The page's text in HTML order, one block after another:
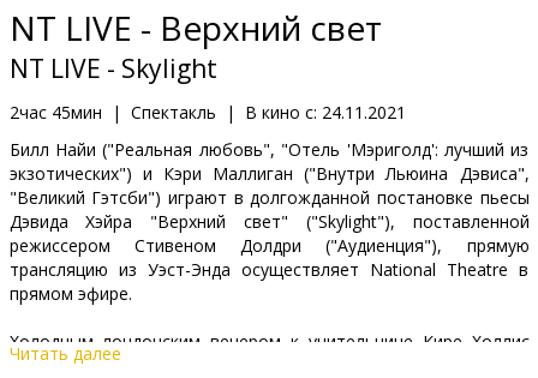
Клуб
NT LIVE - Верхний свет
NT LIVE - Skylight
2час 45мин | Спектакль | В кино с: 24.11.2021
Билл Найи ("Реальная любовь", "Отель 'Мэриголд': лучший из
экзотических") и Кэри Маллиган ("Внутри Льюина Дэвиса",
"Великий Гэтсби") играют в долгожданной постановке пьесы
Дэвида Хэйра "Верхний свет" ("Skylight"), поставленной
режиссером Стивеном Долдри ("Аудиенция"), прямую
трансляцию из Уэст-Энда осуществляет National Theatre в
прямом эфире.
Холодным лондонским вечером к учительнице Кире Холлис
(Кэри Маллиган) неожиданно является ее бывший любовник
Читать далее